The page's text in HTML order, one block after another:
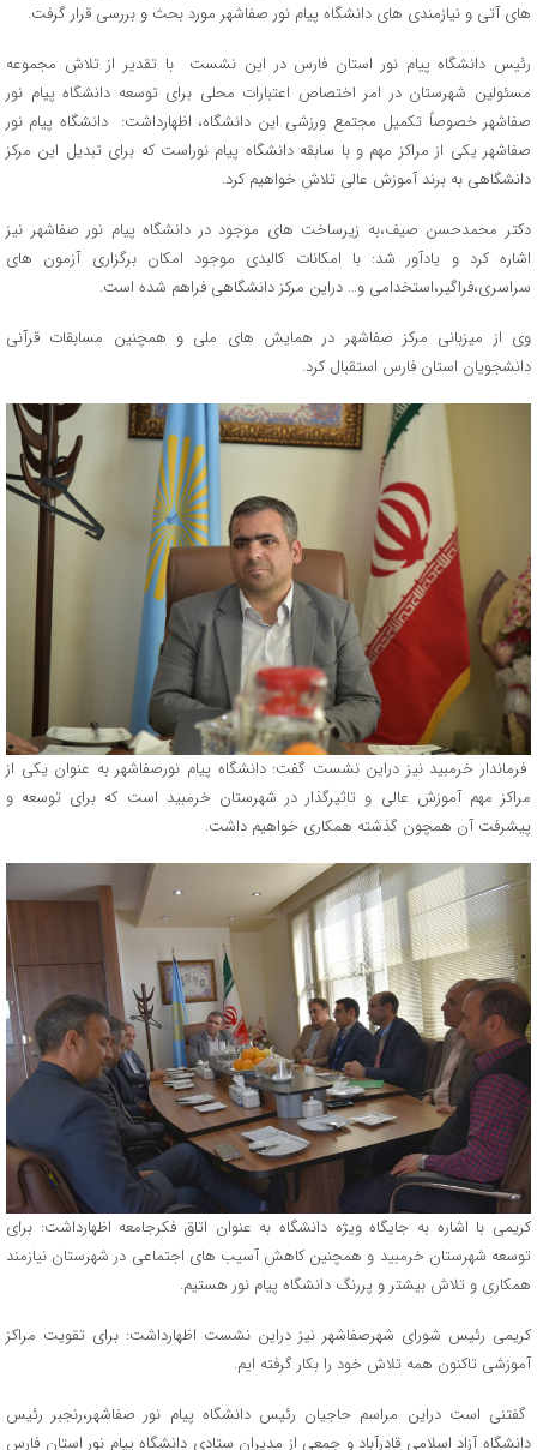
های آتی و نیازمندی های دانشگاه پیام نور صفاشهر مورد بحث و بررسی قرار گرفت.
رئیس دانشگاه پیام نور استان فارس در این نشست با تقدیر از تلاش مجموعه
مسئولین شهرستان در امر اختصاص اعتبارات محلی برای توسعه دانشگاه پیام نور
صفاشهر خصوصاً تکمیل مجتمع ورزشی این دانشگاه، اظهارداشت: دانشگاه پیام نور
صفاشهر یکی از مراکز مهم و با سابقه دانشگاه پیام نوراست که برای تبدیل این مرکز
دانشگاهی به برند آموزش عالی تلاش خواهیم کرد.
دکتر محمدحسن صیف،به زیرساخت های موجود در دانشگاه پیام نور صفاشهر نیز
اشاره کرد و یادآور شد: با امکانات کالبدی موجود امکان برگزاری آزمون های
سراسری،فراگیر،استخدامی و… دراین مرکز دانشگاهی فراهم شده است.
وی از میزبانی مرکز صفاشهر در همایش های ملی و همچنین مسابقات قرآنی
دانشجویان استان فارس استقبال کرد.
فرماندار خرمبید نیز دراین نشست گفت: دانشگاه پیام نورصفاشهر به عنوان یکی از
مراکز مهم آموزش عالی و تاثیرگذار در شهرستان خرمبید است که برای توسعه و
پیشرفت آن همچون گذشته همکاری خواهیم داشت.
کریمی با اشاره به جایگاه ویژه دانشگاه به عنوان اتاق فکرجامعه اظهارداشت: برای
توسعه شهرستان خرمبید و همچنین کاهش آسیب های اجتماعی در شهرستان نیازمند
همکاری و تلاش بیشتر و پررنگ دانشگاه پیام نور هستیم.
کریمی رئیس شورای شهرصفاشهر نیز دراین نشست اظهارداشت: برای تقویت مراکز
آموزشی تاکنون همه تلاش خود را بکار گرفته ایم.
گفتنی است دراین مراسم حاجیان رئیس دانشگاه پیام نور صفاشهر،رنجبر رئیس
دانشگاه آزاد اسلامی قادرآباد و جمعی از مدیران ستادی دانشگاه پیام نور استان فارس